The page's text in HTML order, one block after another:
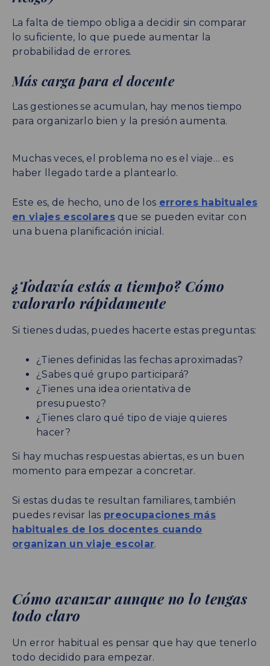
La falta de tiempo obliga a decidir sin comparar
lo suficiente, lo que puede aumentar la
probabilidad de errores.
Más carga para el docente
Las gestiones se acumulan, hay menos tiempo
para organizarlo bien y la presión aumenta.
Muchas veces, el problema no es el viaje… es
haber llegado tarde a plantearlo.
Este es, de hecho, uno de los errores habituales
en viajes escolares que se pueden evitar con
una buena planificación inicial.
¿Todavía estás a tiempo? Cómo
valorarlo rápidamente
Si tienes dudas, puedes hacerte estas preguntas:
¿Tienes definidas las fechas aproximadas?
¿Sabes qué grupo participará?
¿Tienes una idea orientativa de
presupuesto?
¿Tienes claro qué tipo de viaje quieres
hacer?
Si hay muchas respuestas abiertas, es un buen
momento para empezar a concretar.
Si estas dudas te resultan familiares, también
puedes revisar las preocupaciones más
habituales de los docentes cuando
organizan un viaje escolar.
Cómo avanzar aunque no lo tengas
todo claro
Un error habitual es pensar que hay que tenerlo
todo decidido para empezar.